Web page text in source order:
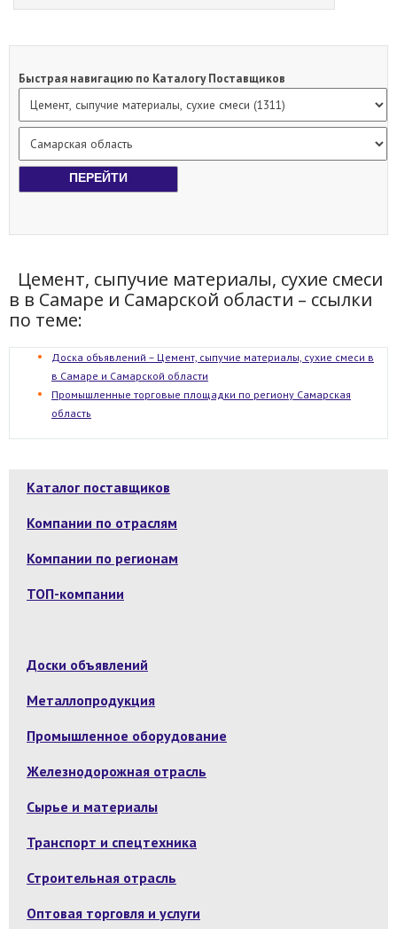
Быстрая навигацию по Каталогу Поставщиков
Цемент, сыпучие материалы, сухие смеси
в в Самаре и Самарской области – ссылки
по теме:
Доска объявлений – Цемент, сыпучие материалы, сухие смеси в
в Самаре и Самарской области
Промышленные торговые площадки по региону Самарская
область
Каталог поставщиков
Компании по отраслям
Компании по регионам
ТОП-компании
Доски объявлений
Металлопродукция
Промышленное оборудование
Железнодорожная отрасль
Сырье и материалы
Транспорт и спецтехника
Строительная отрасль
Оптовая торговля и услуги